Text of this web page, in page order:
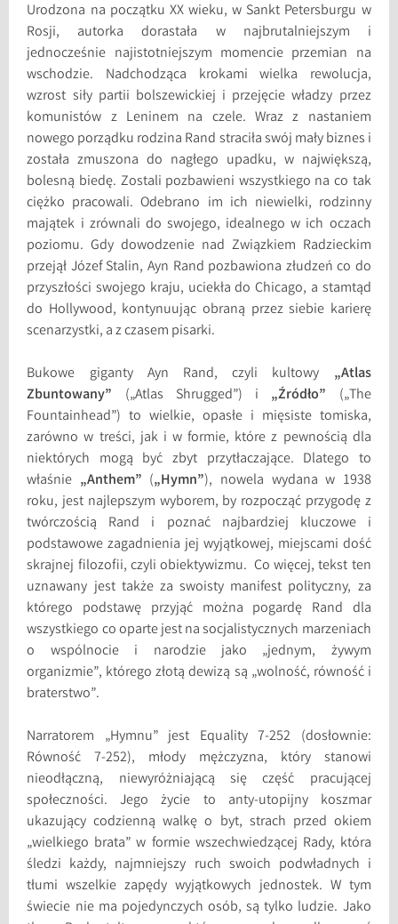
Urodzona na początku XX wieku, w Sankt Petersburgu w
Rosji, autorka dorastała w najbrutalniejszym i
jednocześnie najistotniejszym momencie przemian na
wschodzie. Nadchodząca krokami wielka rewolucja,
wzrost siły partii bolszewickiej i przejęcie władzy przez
komunistów z Leninem na czele. Wraz z nastaniem
nowego porządku rodzina Rand straciła swój mały biznes i
została zmuszona do nagłego upadku, w największą,
bolesną biedę. Zostali pozbawieni wszystkiego na co tak
ciężko pracowali. Odebrano im ich niewielki, rodzinny
majątek i zrównali do swojego, idealnego w ich oczach
poziomu. Gdy dowodzenie nad Związkiem Radzieckim
przejął Józef Stalin, Ayn Rand pozbawiona złudzeń co do
przyszłości swojego kraju, uciekła do Chicago, a stamtąd
do Hollywood, kontynuując obraną przez siebie karierę
scenarzystki, a z czasem pisarki.
Bukowe giganty Ayn Rand, czyli kultowy „Atlas
Zbuntowany” („Atlas Shrugged”) i „Źródło” („The
Fountainhead”) to wielkie, opasłe i mięsiste tomiska,
zarówno w treści, jak i w formie, które z pewnością dla
niektórych mogą być zbyt przytłaczające. Dlatego to
właśnie „Anthem” („Hymn”), nowela wydana w 1938
roku, jest najlepszym wyborem, by rozpocząć przygodę z
twórczością Rand i poznać najbardziej kluczowe i
podstawowe zagadnienia jej wyjątkowej, miejscami dość
skrajnej filozofii, czyli obiektywizmu. Co więcej, tekst ten
uznawany jest także za swoisty manifest polityczny, za
którego podstawę przyjąć można pogardę Rand dla
wszystkiego co oparte jest na socjalistycznych marzeniach
o wspólnocie i narodzie jako „jednym, żywym
organizmie”, którego złotą dewizą są „wolność, równość i
braterstwo”.
Narratorem „Hymnu” jest Equality 7-252 (dosłownie:
Równość 7-252), młody mężczyzna, który stanowi
nieodłączną, niewyróżniającą się część pracującej
społeczności. Jego życie to anty-utopijny koszmar
ukazujący codzienną walkę o byt, strach przed okiem
„wielkiego brata” w formie wszechwiedzącej Rady, która
śledzi każdy, najmniejszy ruch swoich podwładnych i
tłumi wszelkie zapędy wyjątkowych jednostek. W tym
świecie nie ma pojedynczych osób, są tylko ludzie. Jako